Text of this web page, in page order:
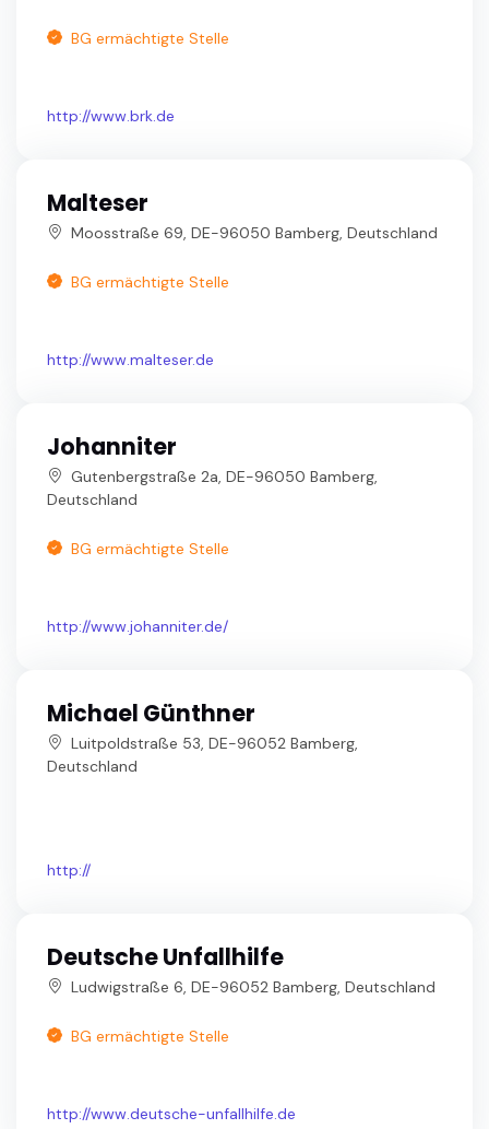
BG ermächtigte Stelle
http://www.brk.de
Malteser
Moosstraße 69, DE-96050 Bamberg, Deutschland
BG ermächtigte Stelle
http://www.malteser.de
Johanniter
Gutenbergstraße 2a, DE-96050 Bamberg,
Deutschland
BG ermächtigte Stelle
http://www.johanniter.de/
Michael Günthner
Luitpoldstraße 53, DE-96052 Bamberg,
Deutschland
http://
Deutsche Unfallhilfe
Ludwigstraße 6, DE-96052 Bamberg, Deutschland
BG ermächtigte Stelle
http://www.deutsche-unfallhilfe.de